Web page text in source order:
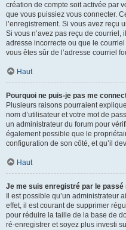
création de compte soit activée par
que vous puissiez vous connecter.
l’enregistrement. Si vous avez reçu
Si vous n’avez pas reçu de courriel,
adresse incorrecte ou que le
vous êtes sûr de l’adresse courriel
Haut
Pourquoi ne puis-je pas me
Plusieurs raisons pourraient
nom d’utilisateur et votre mot de
un administrateur du forum pour
également possible que le
configuration de son côté, et qu’il
Haut
Je me suis enregistré par le
Il est possible qu’un administrateur
effet, il est courant de supprimer
pour réduire la taille de la base de
ré-enregistrer et soyez plus investi